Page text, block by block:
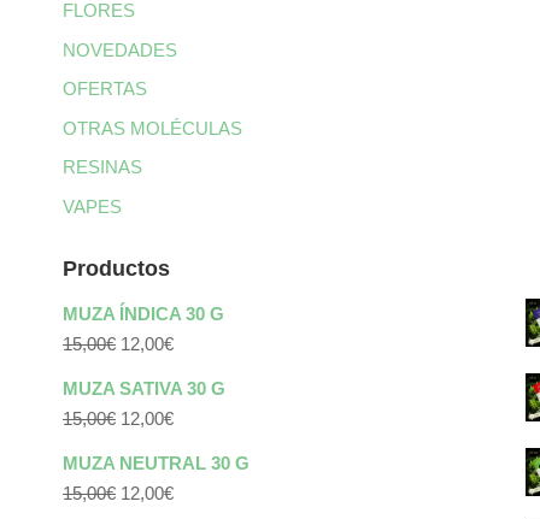
FLORES
NOVEDADES
OFERTAS
OTRAS MOLÉCULAS
RESINAS
VAPES
Productos
MUZA ÍNDICA 30 G
15,00€ El
era:
15,00€.
12,00€El
12,00€.
MUZA SATIVA 30 G
15,00€ El
era:
12,00€El
MUZA NEUTRAL 30 G
15,00€ El
12,00€El